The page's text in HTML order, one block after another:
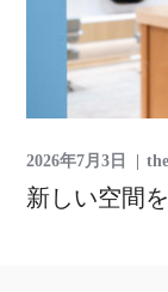
2026年7月3日
新しい空間